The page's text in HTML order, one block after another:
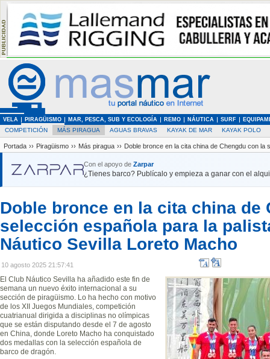
VELA PIRAGÜISMO MAR, PESCA, SUB Y ECOLOGÍA REMO NÁUTICA SURF
COMPETICIÓN MÁS PIRAGUA AGUAS BRAVAS KAYAK DE MAR KAYAK POLO
Portada ›› Piragüismo ›› Más piragua ›› Doble bronce en la cita china de Chengdu con la
Con el apoyo de Zarpar
¿Tienes barco? Publícalo y empieza a ganar con el
Doble bronce en la cita china de
selección española para la
Náutico Sevilla Loreto Macho
10 agosto 2025 21:57:41
El Club Náutico Sevilla ha añadido este fin de
semana un nuevo éxito internacional a su
sección de piragüismo. Lo ha hecho con motivo
de los XII Juegos Mundiales, competición
cuatrianual dirigida a disciplinas no olímpicas
que se están disputando desde el 7 de agosto
en China, donde Loreto Macho ha conquistado
dos medallas con la selección española de
barco de dragón.